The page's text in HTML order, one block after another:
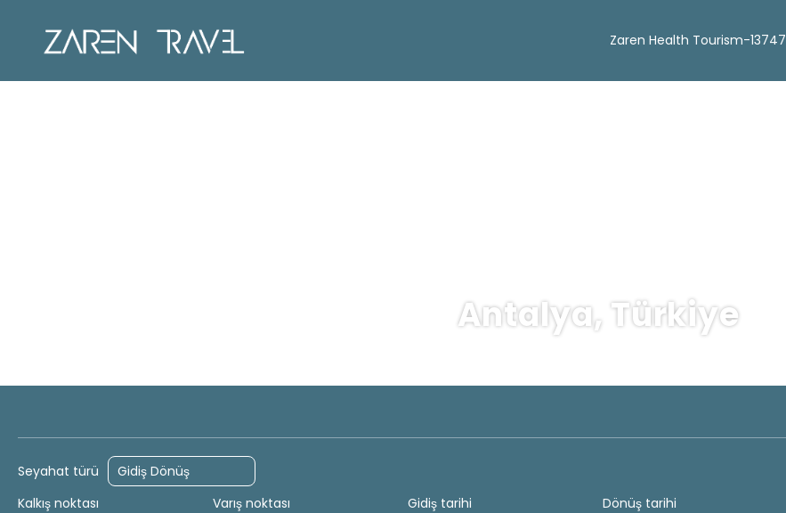
Zaren Health Tourism-13747
Antalya, Türkiye
Seyahat türü
Kalkış noktası
Varış noktası Gidiş tarihi Dönüş tarihi